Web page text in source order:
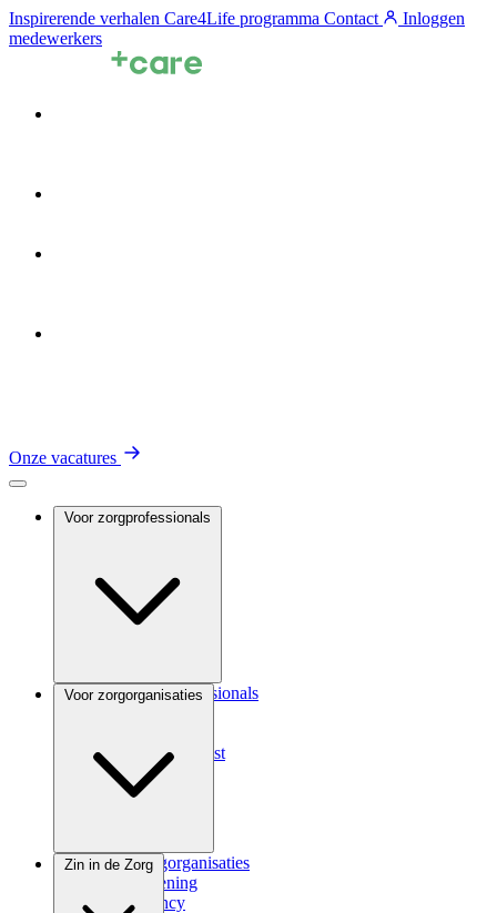
Inspirerende verhalen Care4Life programma Contact
Inloggen
medewerkers
Onze vacatures
Voor zorgprofessionals
Voor zorgprofessionals
Medisch specialist
Voor zorgorganisaties
Voor zorgorganisaties
Zorgverlening
Consultancy
Zin in de Zorg